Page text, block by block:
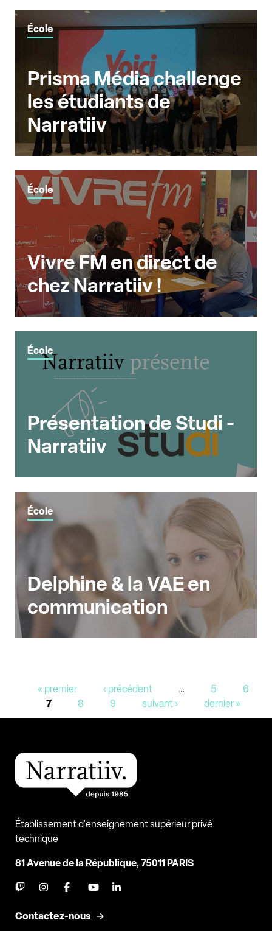
École
Prisma Média challenge
les étudiants de
Narratiiv
École
Vivre FM en direct de
chez Narratiiv !
École
Présentation de Studi -
Narratiiv
École
Delphine & la VAE en
communication
Pages« premier ‹ précédent … 5
6
7
8 9 suivant › dernier »
Établissement d'enseignement supérieur privé
technique
81 Avenue de la République, 75011 PARIS
Contactez-nous